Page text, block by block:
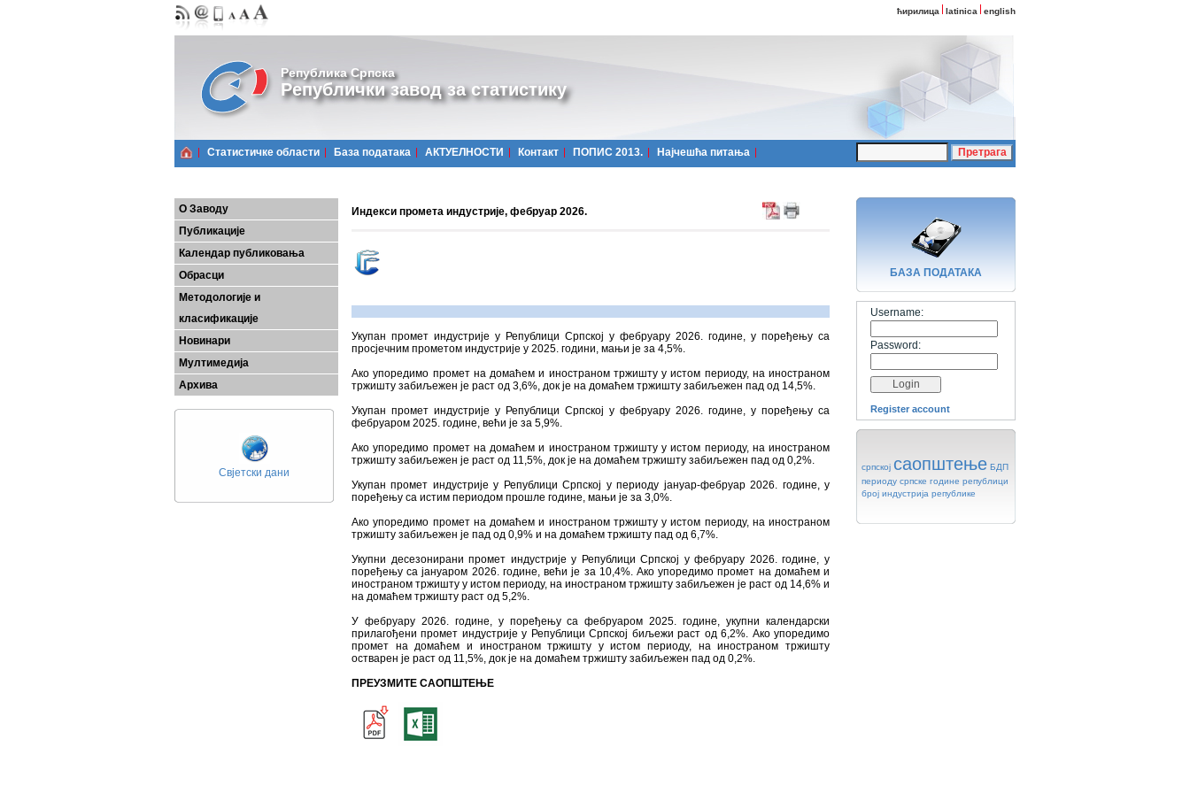
ћирилица latinica english
Република Српска
Републички завод за статистику
Статистичке области Базa података АКТУЕЛНОСТИ Контакт ПОПИС 2013. Најчешћa питања
О Заводу
Публикације
Календар публиковања
Обрасци
Методологије и
класификације
Новинари
Мултимедија
Архива
Свјетски дани
Индекси промета индустријe, фебруар 2026.
Укупан промет индустрије у Републици Српској у фебруару 2026. године, у поређењу са
просјечним прометом индустрије у 2025. години, мањи је за 4,5%.
Ако упоредимо промет на домаћем и иностраном тржишту у истом периоду, на иностраном
тржишту забиљежен је раст од 3,6%, док је на домаћем тржишту забиљежен пад од 14,5%.
Укупан промет индустрије у Републици Српској у фебруару 2026. године, у поређењу са
фебруаром 2025. године, већи је за 5,9%.
Ако упоредимо промет на домаћем и иностраном тржишту у истом периоду, на иностраном
тржишту забиљежен је раст од 11,5%, док је на домаћем тржишту забиљежен пад од 0,2%.
Укупан промет индустрије у Републици Српској у периоду јануар-фебруар 2026. године, у
поређењу са истим периодом прошле године, мањи је за 3,0%.
Ако упоредимо промет на домаћем и иностраном тржишту у истом периоду, на иностраном
тржишту забиљежен је пад од 0,9% и на домаћем тржишту пад од 6,7%.
Укупни десезонирани промет индустрије у Републици Српској у фебруару 2026. године, у
поређењу са јануаром 2026. године, већи је за 10,4%. Ако упоредимо промет на домаћем и
иностраном тржишту у истом периоду, на иностраном тржишту забиљежен је раст од 14,6% и
на домаћем тржишту раст од 5,2%.
У фебруару 2026. године, у поређењу са фебруаром 2025. године, укупни календарски
прилагођени промет индустрије у Републици Српској биљежи раст од 6,2%. Ако упоредимо
промет на домаћем и иностраном тржишту у истом периоду, на иностраном тржишту
остварен је раст од 11,5%, док је на домаћем тржишту забиљежен пад од 0,2%.
ПРЕУЗМИТЕ САОПШТЕЊЕ
БАЗA ПОДАТАКА
Username:
Password:
Register account
српској саопштење БДП
периоду српске године републици
број индустрија републике